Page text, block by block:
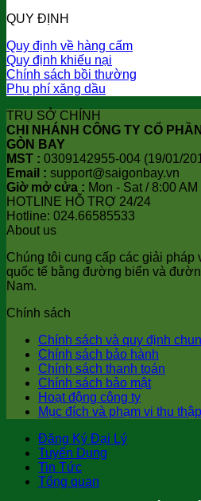
QUY ĐỊNH
Quy định về hàng cấm
Quy định khiếu nại
Chính sách bồi thường
Phụ phí xăng dầu
TRỤ SỞ CHÍNH
CHI NHÁNH CÔNG TY CỔ
GÒN BAY
MST : 0309142955-004 (19/01/
Email : support@saigonbay.vn
Giờ mở cửa : Mon - Sat / 8:00
HOTLINE HỖ TRỢ 24/24
Hotline: 024.66585533
About us
Chúng tôi cung cấp các giải pháp
quốc tế bằng đường biển và
Nam.
Chính sách
Chính sách và quy định
Chính sách bảo hành
Chính sách thanh toán
Chính sách bảo mật
Hoạt động công ty
Mục đích và phạm vi thu
Đăng Ký Đại Lý
Tuyển Dụng
Tin Tức
Tổng quan